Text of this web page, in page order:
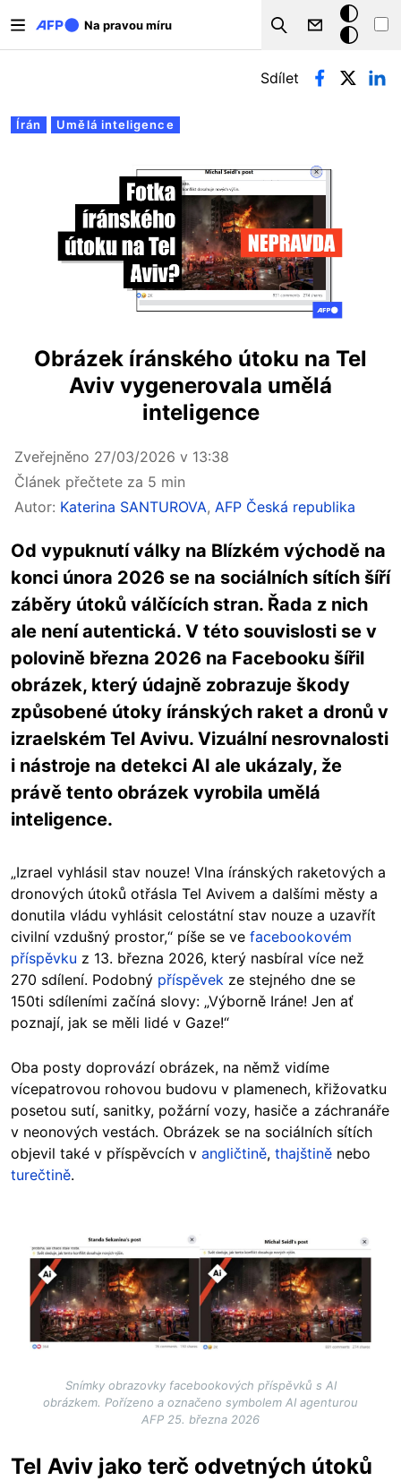
Na pravou míru
Search
Tmavý
režim
Hlavní záložky
Írán Umělá inteligence
Sdílet
Obrázek íránského útoku na Tel
Aviv vygenerovala umělá
inteligence
Zveřejněno 27/03/2026 v 13:38
Článek přečtete za 5 min
Autor: Katerina SANTUROVA, AFP Česká republika
Od vypuknutí války na Blízkém východě na
konci února 2026 se na sociálních sítích šíří
záběry útoků válčících stran. Řada z nich
ale není autentická. V této souvislosti se v
polovině března 2026 na Facebooku šířil
obrázek, který údajně zobrazuje škody
způsobené útoky íránských raket a dronů v
izraelském Tel Avivu. Vizuální nesrovnalosti
i nástroje na detekci AI ale ukázaly, že
právě tento obrázek vyrobila umělá
inteligence.
„Izrael vyhlásil stav nouze! Vlna íránských raketových a
dronových útoků otřásla Tel Avivem a dalšími městy a
donutila vládu vyhlásit celostátní stav nouze a uzavřít
civilní vzdušný prostor,“ píše se ve facebookovém
příspěvku z 13. března 2026, který nasbíral více než
270 sdílení. Podobný příspěvek ze stejného dne se
150ti sdíleními začíná slovy: „Výborně Iráne! Jen ať
poznají, jak se měli lidé v Gaze!“
Oba posty doprovází obrázek, na němž vidíme
vícepatrovou rohovou budovu v plamenech, křižovatku
posetou sutí, sanitky, požární vozy, hasiče a záchranáře
v neonových vestách. Obrázek se na sociálních sítích
objevil také v příspěvcích v angličtině, thajštině nebo
turečtině.
Image
Snímky obrazovky facebookových příspěvků s AI
obrázkem. Pořízeno a označeno symbolem AI agenturou
AFP 25. března 2026
Tel Aviv jako terč odvetných útoků